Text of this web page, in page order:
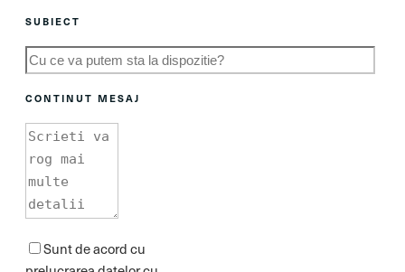
SUBIECT
CONTINUT MESAJ
Sunt de acord cu